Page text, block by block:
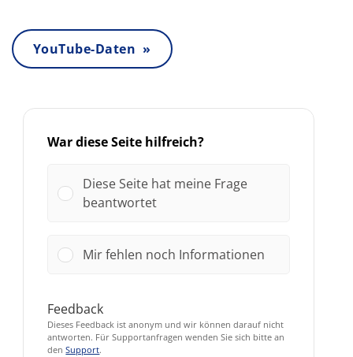
YouTube-Daten »
War diese Seite hilfreich?
Diese Seite hat meine Frage
beantwortet
Mir fehlen noch Informationen
Feedback
Dieses Feedback ist anonym und wir können darauf nicht
antworten. Für Supportanfragen wenden Sie sich bitte an
denSupport.